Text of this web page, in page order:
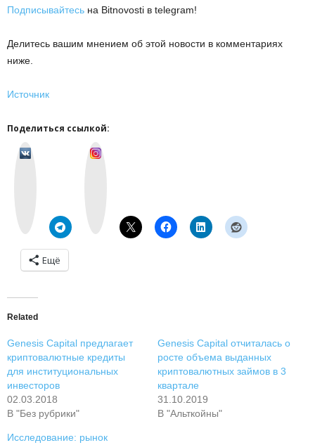
Подписывайтесь на Bitnovosti в telegram!
Делитесь вашим мнением об этой новости в комментариях
ниже.
Источник
Поделиться ссылкой:
Ещё
Related
Genesis Capital предлагает
криптовалютные кредиты
для институциональных
инвесторов
02.03.2018
В "Без рубрики"
Genesis Capital отчиталась о
росте объема выданных
криптовалютных займов в 3
квартале
31.10.2019
В "Альткойны"
Исследование: рынок